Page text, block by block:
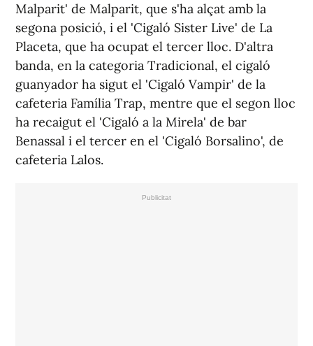
Malparit' de Malparit, que s'ha alçat amb la
segona posició, i el 'Cigaló Sister Live' de La
Placeta, que ha ocupat el tercer lloc. D'altra
banda, en la categoria Tradicional, el cigaló
guanyador ha sigut el 'Cigaló Vampir' de la
cafeteria Família Trap, mentre que el segon lloc
ha recaigut el 'Cigaló a la Mirela' de bar
Benassal i el tercer en el 'Cigaló Borsalino', de
cafeteria Lalos.